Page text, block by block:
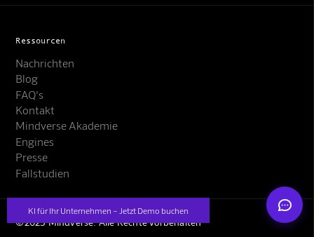
KI für Ihr Unternehmen – Jetzt Demo buchen
Ressourcen
Nachrichten
Blog
FAQ's
Kontakt
Mindverse Akademie
Engines
Presse
Fallstudien
©2025 Mindverse. Alle Rechte vorbehalten